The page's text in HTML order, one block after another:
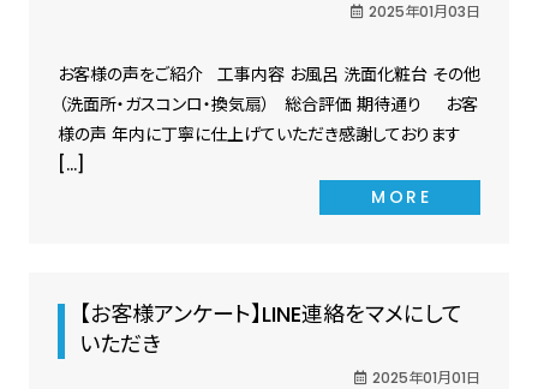
2025年01月03日
お客様の声をご紹介 工事内容 お風呂 洗面化粧台 その他
（洗面所・ガスコンロ・換気扇） 総合評価 期待通り お客
様の声 年内に丁寧に仕上げていただき感謝しております
[…]
MORE
【お客様アンケート】LINE連絡をマメにして
いただき
2025年01月01日